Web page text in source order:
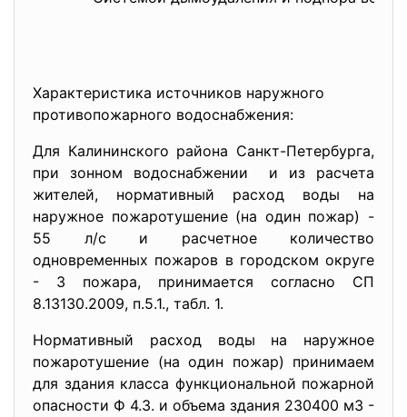
Характеристика источников наружного
противопожарного водоснабжения:
Для Калининского района Санкт-Петербурга,
при зонном водоснабжении и из расчета
жителей, нормативный расход воды на
наружное пожаротушение (на один пожар) -
55 л/с и расчетное количество
одновременных пожаров в городском округе
- 3 пожара, принимается согласно СП
8.13130.2009, п.5.1., табл. 1.
Нормативный расход воды на наружное
пожаротушение (на один пожар) принимаем
для здания класса функциональной пожарной
опасности Ф 4.3. и объема здания 230400 м3 -